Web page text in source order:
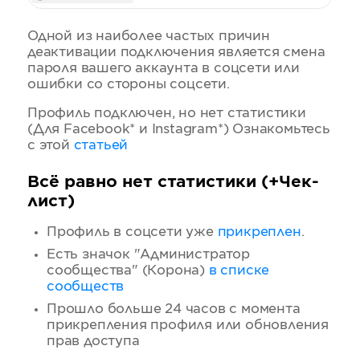
Одной из наиболее частых причин
деактивации подключения является смена
пароля вашего аккаунта в соцсети или
ошибки со стороны соцсети.
Профиль подключен, но нет статистики
(Для Facebook* и Instagram*) Ознакомьтесь
с этой статьей
Всё равно нет статистики (+Чек-
лист)
Профиль в соцсети уже прикреплен.
Есть значок "Администратор
сообщества" (Корона) в списке
сообществ
Прошло больше 24 часов с момента
прикрепления профиля или обновления
прав доступа